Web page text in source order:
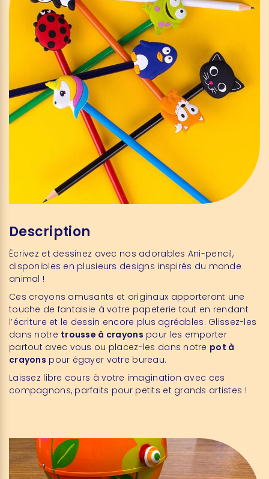
Description
Écrivez et dessinez avec nos adorables Ani-pencil,
disponibles en plusieurs designs inspirés du monde
animal !
Ces crayons amusants et originaux apporteront une
touche de fantaisie à votre papeterie tout en rendant
l’écriture et le dessin encore plus agréables. Glissez-les
dans notre trousse à crayons pour les emporter
partout avec vous ou placez-les dans notre pot à
crayons pour égayer votre bureau.
Laissez libre cours à votre imagination avec ces
compagnons, parfaits pour petits et grands artistes !